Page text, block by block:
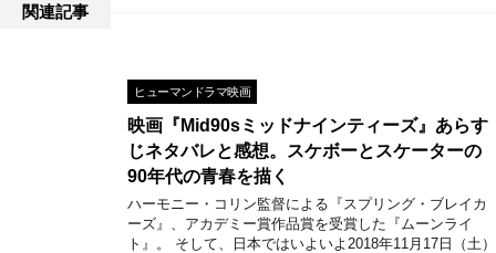
関連記事
ヒューマンドラマ映画
映画『Mid90sミッドナインティーズ』あらす
じネタバレと感想。スケボーとスケーターの
90年代の青春を描く
ハーモニー・コリン監督による『スプリング・ブレイカ
ーズ』、アカデミー賞作品賞を受賞した『ムーンライ
ト』。 そして、日本ではいよいよ2018年11月17日（土）